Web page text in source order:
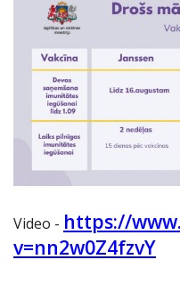
Video - https://
v=nn2w0Z4fzvY